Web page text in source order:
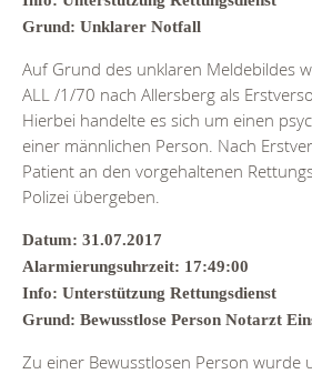
Grund: Unklarer Notfall
Auf Grund des unklaren Meldebildes
ALL /1/70 nach Allersberg als
Hierbei handelte es sich um einen
einer männlichen Person. Nach
Patient an den vorgehaltenen
Polizei übergeben.
Datum: 31.07.2017
Alarmierungsuhrzeit: 17:49:00
Info: Unterstützung Rettungsdienst
Grund: Bewusstlose Person Notarzt
Zu einer Bewusstlosen Person wurde